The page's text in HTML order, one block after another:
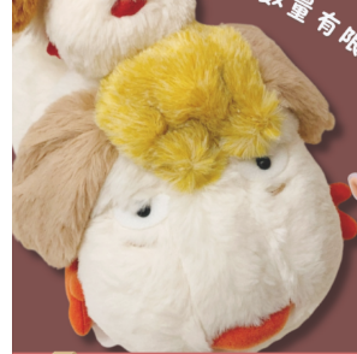
成為會員即可享有折扣！
物流方式